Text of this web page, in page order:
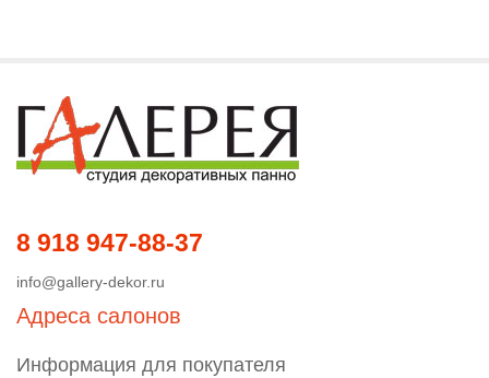
8 918 947-88-37
info@gallery-dekor.ru
Адреса салонов
Информация для покупателя